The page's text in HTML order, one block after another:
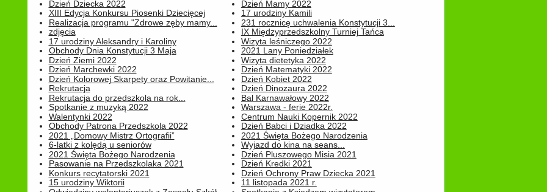
Dzień Dziecka 2022
Dzień Mamy 2022
XIII Edycja Konkursu Piosenki Dziecięcej
Realizacja programu "Zdrowe zęby mamy...
17 urodziny Kamili
231 rocznicę uchwalenia Konstytucji 3...
zdjęcia
17 urodziny Aleksandry i Karoliny
IX Międzyprzedszkolny Turniej Tańca
Wizyta leśniczego 2022
Obchody Dnia Konstytucji 3 Maja
Dzień Ziemi 2022
2021 Lany Poniedziałek
Wizyta dietetyka 2022
Dzień Marchewki 2022
Dzień Kolorowej Skarpety oraz Powitanie...
Dzień Matematyki 2022
Dzień Kobiet 2022
Rekrutacja
Rekrutacja do przedszkola na rok...
Dzień Dinozaura 2022
Bal Karnawałowy 2022
Spotkanie z muzyką 2022
Walentynki 2022
Warszawa - ferie 2022r.
Centrum Nauki Kopernik 2022
Obchody Patrona Przedszkola 2022
2021 „Domowy Mistrz Ortografii”
Dzień Babci i Dziadka 2022
2021 Święta Bożego Narodzenia
6-latki z kolędą u seniorów
2021 Święta Bożego Narodzenia
Wyjazd do kina na seans...
Dzień Pluszowego Misia 2021
Pasowanie na Przedszkolaka 2021
Konkurs recytatorski 2021
Dzień Kredki 2021
Dzień Ochrony Praw Dziecka 2021
15 urodziny Wiktorii
11 listopada 2021 r.